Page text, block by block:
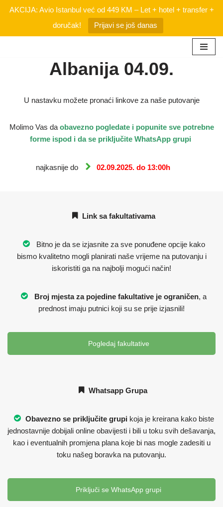
AKCIJA: Avio Istanbul već od 449 KM – Let + hotel + transfer +
doručak!
Prijavi se još danas
Albanija 04.09.
U nastavku možete pronaći linkove za naše putovanje
Molimo Vas da obavezno pogledate i popunite sve potrebne
forme ispod i da se priključite WhatsApp grupi
najkasnije do 02.09.2025. do 13:00h
Link sa fakultativama
Bitno je da se izjasnite za sve ponuđene opcije kako
bismo kvalitetno mogli planirati naše vrijeme na putovanju i
iskoristiti ga na najbolji mogući način!
Broj mjesta za pojedine fakultative je ograničen, a
prednost imaju putnici koji su se prije izjasnili!
Pogledaj fakultative
Whatsapp Grupa
Obavezno se priključite grupikoja je kreirana kako biste
jednostavnije dobijali online obavijesti i bili u toku svih dešavanja,
kao i eventualnih promjena plana koje bi nas mogle zadesiti u
toku našeg boravka na putovanju.
Priključi se WhatsApp grupi